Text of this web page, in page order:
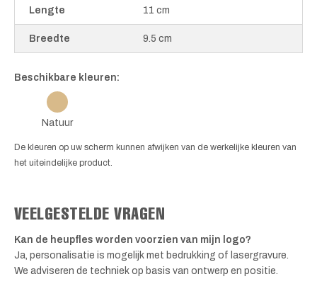
Lengte 11 cm
Breedte 9.5 cm
Beschikbare kleuren:
Natuur
De kleuren op uw scherm kunnen afwijken van de werkelijke kleuren van
het uiteindelijke product.
VEELGESTELDE VRAGEN
Kan de heupfles worden voorzien van mijn logo?
Ja, personalisatie is mogelijk met bedrukking of lasergravure.
We adviseren de techniek op basis van ontwerp en positie.